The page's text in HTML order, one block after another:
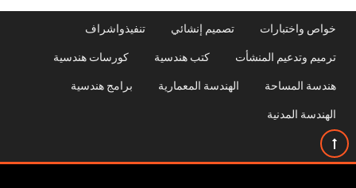
خواص واختبارات تصميم إنشائي تنفيذواشراف
ترميم وتدعيم المنشأت كتب هندسية كورسات هندسية
هندسة المساحة الهندسة المعمارية برامج هندسية
الهندسة المدنية